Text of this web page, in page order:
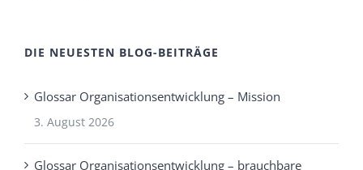
DIE NEUESTEN BLOG-BEITRÄGE
Glossar Organisationsentwicklung – Mission
3. August 2026
Glossar Organisationsentwicklung – brauchbare